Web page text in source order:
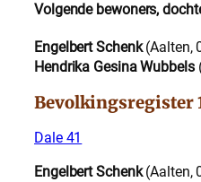
Volgende bewoners,
Engelbert Schenk(Aalten,
Hendrika Gesina Wubbels
Bevolkingsregister
Dale 41
Engelbert Schenk(Aalten,